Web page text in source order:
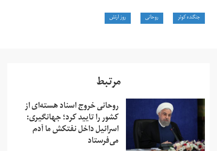
جنگنده کوثر روحانی روز ارتش
مرتبط
روحانی خروج اسناد هسته‌ای از
کشور را تایید کرد؛ جهانگیری:
اسرائیل داخل نفتکش ما آدم
می‌فرستاد